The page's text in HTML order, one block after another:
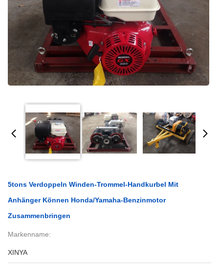
5tons Verdoppeln Winden-Trommel-Handkurbel Mit
Anhänger Können Honda/Yamaha-Benzinmotor
Zusammenbringen
Markenname:
XINYA